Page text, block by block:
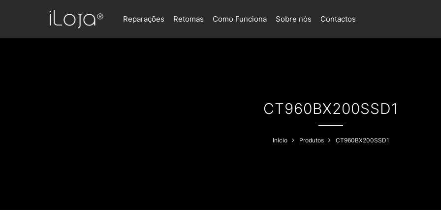
Reparações Retomas Como Funciona Sobre nós Contactos
CT960BX200SSD1
Início Produtos CT960BX200SSD1